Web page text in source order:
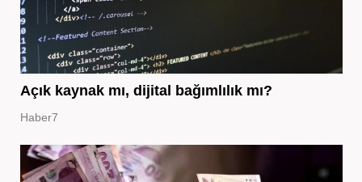
Açık kaynak mı, dijital bağımlılık mı?
Haber7